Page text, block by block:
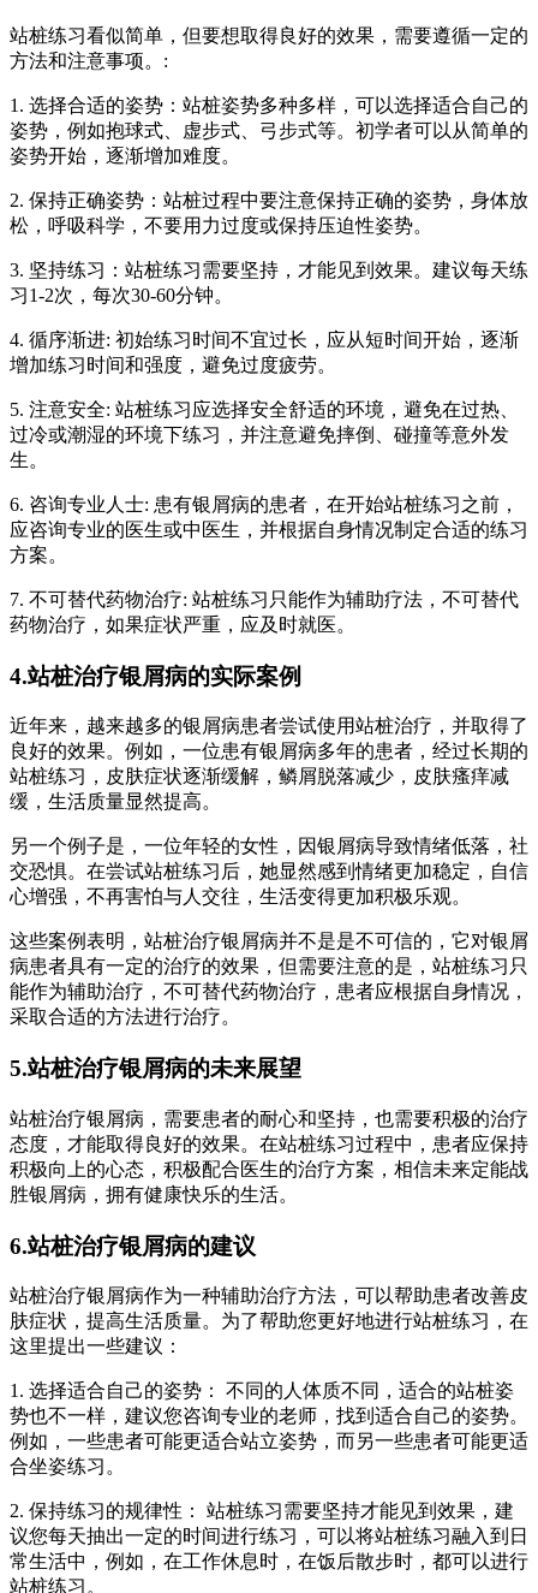
站桩练习看似简单，但要想取得良好的效果，需要遵循一定的
方法和注意事项。:
1. 选择合适的姿势：站桩姿势多种多样，可以选择适合自己的
姿势，例如抱球式、虚步式、弓步式等。初学者可以从简单的
姿势开始，逐渐增加难度。
2. 保持正确姿势：站桩过程中要注意保持正确的姿势，身体放
松，呼吸科学，不要用力过度或保持压迫性姿势。
3. 坚持练习：站桩练习需要坚持，才能见到效果。建议每天练
习1-2次，每次30-60分钟。
4. 循序渐进: 初始练习时间不宜过长，应从短时间开始，逐渐
增加练习时间和强度，避免过度疲劳。
5. 注意安全: 站桩练习应选择安全舒适的环境，避免在过热、
过冷或潮湿的环境下练习，并注意避免摔倒、碰撞等意外发
生。
6. 咨询专业人士: 患有银屑病的患者，在开始站桩练习之前，
应咨询专业的医生或中医生，并根据自身情况制定合适的练习
方案。
7. 不可替代药物治疗: 站桩练习只能作为辅助疗法，不可替代
药物治疗，如果症状严重，应及时就医。
4.站桩治疗银屑病的实际案例
近年来，越来越多的银屑病患者尝试使用站桩治疗，并取得了
良好的效果。例如，一位患有银屑病多年的患者，经过长期的
站桩练习，皮肤症状逐渐缓解，鳞屑脱落减少，皮肤瘙痒减
缓，生活质量显然提高。
另一个例子是，一位年轻的女性，因银屑病导致情绪低落，社
交恐惧。在尝试站桩练习后，她显然感到情绪更加稳定，自信
心增强，不再害怕与人交往，生活变得更加积极乐观。
这些案例表明，站桩治疗银屑病并不是是不可信的，它对银屑
病患者具有一定的治疗的效果，但需要注意的是，站桩练习只
能作为辅助治疗，不可替代药物治疗，患者应根据自身情况，
采取合适的方法进行治疗。
5.站桩治疗银屑病的未来展望
站桩治疗银屑病，需要患者的耐心和坚持，也需要积极的治疗
态度，才能取得良好的效果。在站桩练习过程中，患者应保持
积极向上的心态，积极配合医生的治疗方案，相信未来定能战
胜银屑病，拥有健康快乐的生活。
6.站桩治疗银屑病的建议
站桩治疗银屑病作为一种辅助治疗方法，可以帮助患者改善皮
肤症状，提高生活质量。为了帮助您更好地进行站桩练习，在
这里提出一些建议：
1. 选择适合自己的姿势： 不同的人体质不同，适合的站桩姿
势也不一样，建议您咨询专业的老师，找到适合自己的姿势。
例如，一些患者可能更适合站立姿势，而另一些患者可能更适
合坐姿练习。
2. 保持练习的规律性： 站桩练习需要坚持才能见到效果，建
议您每天抽出一定的时间进行练习，可以将站桩练习融入到日
常生活中，例如，在工作休息时，在饭后散步时，都可以进行
站桩练习。